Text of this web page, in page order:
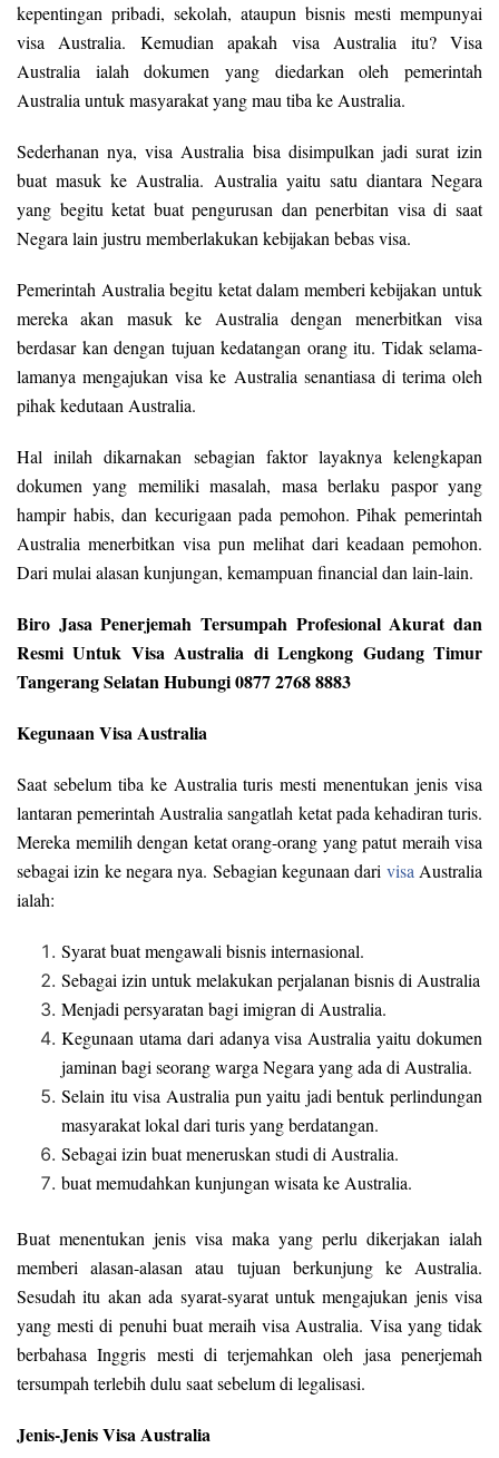
kepentingan pribadi, sekolah, ataupun bisnis mesti mempunyai
visa Australia. Kemudian apakah visa Australia itu? Visa
Australia ialah dokumen yang diedarkan oleh pemerintah
Australia untuk masyarakat yang mau tiba ke Australia.
Sederhanan nya, visa Australia bisa disimpulkan jadi surat izin
buat masuk ke Australia. Australia yaitu satu diantara Negara
yang begitu ketat buat pengurusan dan penerbitan visa di saat
Negara lain justru memberlakukan kebijakan bebas visa.
Pemerintah Australia begitu ketat dalam memberi kebijakan untuk
mereka akan masuk ke Australia dengan menerbitkan visa
berdasar kan dengan tujuan kedatangan orang itu. Tidak selama-
lamanya mengajukan visa ke Australia senantiasa di terima oleh
pihak kedutaan Australia.
Hal inilah dikarnakan sebagian faktor layaknya kelengkapan
dokumen yang memiliki masalah, masa berlaku paspor yang
hampir habis, dan kecurigaan pada pemohon. Pihak pemerintah
Australia menerbitkan visa pun melihat dari keadaan pemohon.
Dari mulai alasan kunjungan, kemampuan financial dan lain-lain.
Biro Jasa Penerjemah Tersumpah Profesional Akurat dan
Resmi Untuk Visa Australia di Lengkong Gudang Timur
Tangerang Selatan Hubungi 0877 2768 8883
Kegunaan Visa Australia
Saat sebelum tiba ke Australia turis mesti menentukan jenis visa
lantaran pemerintah Australia sangatlah ketat pada kehadiran turis.
Mereka memilih dengan ketat orang-orang yang patut meraih visa
sebagai izin ke negara nya. Sebagian kegunaan dari visaAustralia
ialah:
Syarat buat mengawali bisnis internasional.
Sebagai izin untuk melakukan perjalanan bisnis di Australia
Menjadi persyaratan bagi imigran di Australia.
Kegunaan utama dari adanya visa Australia yaitu dokumen
jaminan bagi seorang warga Negara yang ada di Australia.
Selain itu visa Australia pun yaitu jadi bentuk perlindungan
masyarakat lokal dari turis yang berdatangan.
Sebagai izin buat meneruskan studi di Australia.
buat memudahkan kunjungan wisata ke Australia.
Buat menentukan jenis visa maka yang perlu dikerjakan ialah
memberi alasan-alasan atau tujuan berkunjung ke Australia.
Sesudah itu akan ada syarat-syarat untuk mengajukan jenis visa
yang mesti di penuhi buat meraih visa Australia. Visa yang tidak
berbahasa Inggris mesti di terjemahkan oleh jasa penerjemah
tersumpah terlebih dulu saat sebelum di legalisasi.
Jenis-Jenis Visa Australia